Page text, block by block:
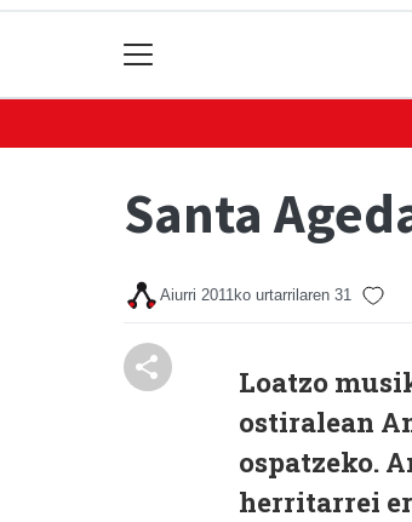
Santa
Aiurri 2011ko urtarrilaren 31
Loatzo
ostiralean
ospatzeko.
herritarrei